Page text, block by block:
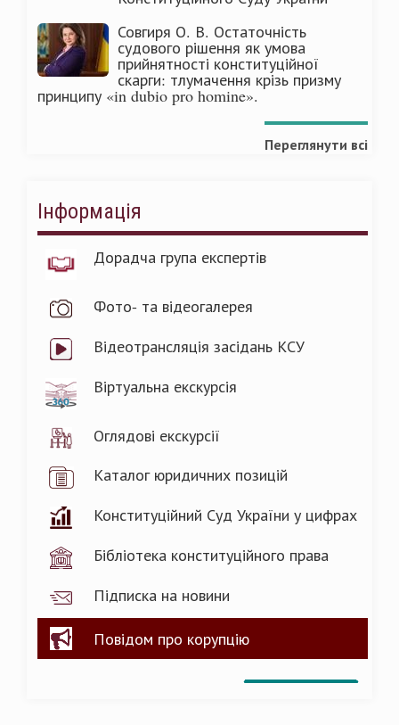
Совгиря О. В. Остаточність
судового рішення як умова
прийнятності конституційної
скарги: тлумачення крізь призму
принципу «in dubio pro homine».
Переглянути всі
Інформація
Дорадча група експертів
Фото- та відеогалерея
Відеотрансляція засідань КСУ
Віртуальна екскурсія
Оглядові екскурсії
Каталог юридичних позицій
Конституційний Суд України у цифрах
Бібліотека конституційного права
Підписка на новини
Повідом про корупцію